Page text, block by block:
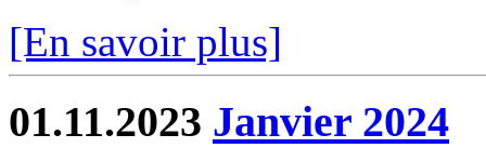
[En savoir plus]
01.11.2023 Janvier 2024